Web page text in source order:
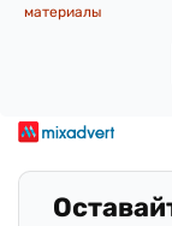
материалы